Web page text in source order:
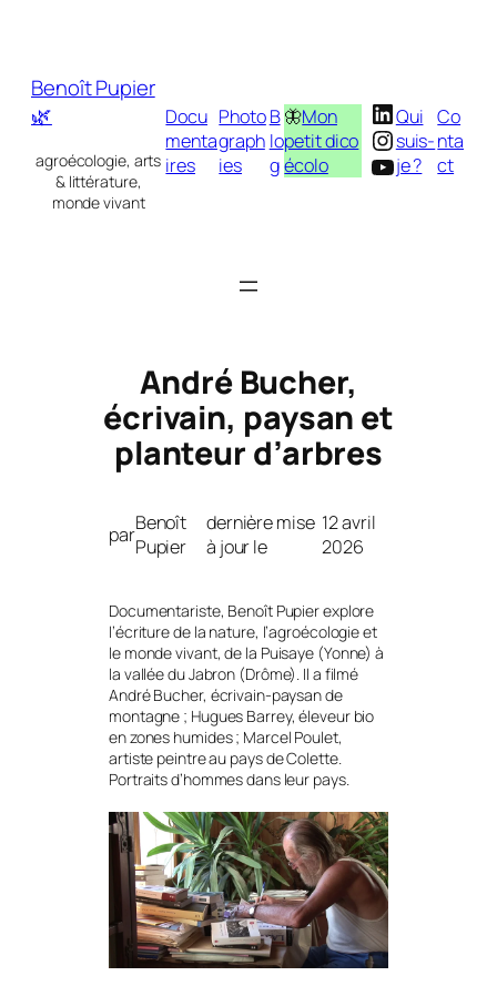
contenu
Benoît Pupier
🌿
agroécologie, arts
& littérature,
monde vivant
Docu
menta
ires
Photo
graph
ies
B
lo
g
🦋Mon
petit dico
écolo
LinkedIn
Instagram
YouTube
Qui
suis-
je ?
Co
nta
ct
André Bucher,
écrivain, paysan et
planteur d’arbres
parBenoît
Pupier
dernière mise
à jour le
12 avril
2026
Documentariste, Benoît Pupier explore
l’écriture de la nature, l’agroécologieet
le monde vivant, de la Puisaye (Yonne) à
la vallée du Jabron (Drôme). Il a filmé
André Bucher, écrivain-paysan de
montagne ; Hugues Barrey, éleveur bio
enzones humides; Marcel Poulet,
artiste peintre au pays de Colette.
Portraits d’hommes dans leur pays.